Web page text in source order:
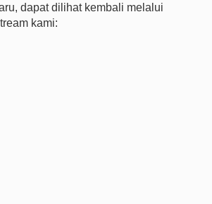
dapat dilihat kembali melalui
kami: